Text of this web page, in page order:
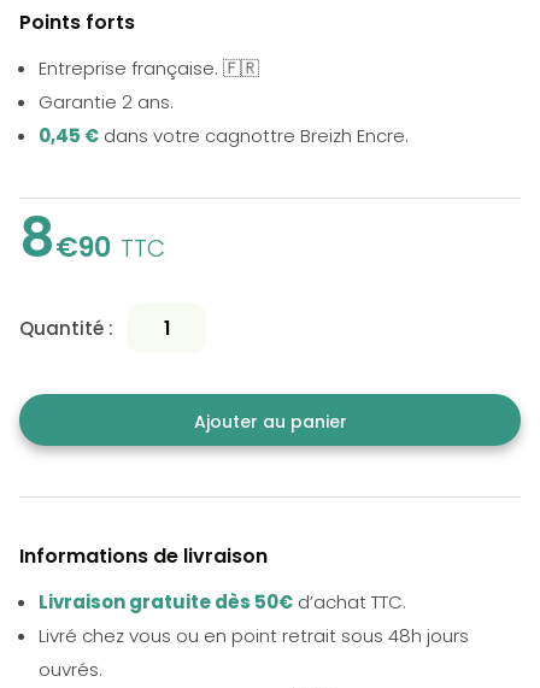
Points forts
Entreprise française. 🇫🇷
Garantie 2 ans.
0,45 € dans votre cagnottre Breizh Encre.
8€90 TTC
Quantité :
Ajouter au panier
Informations de livraison
Livraison gratuite dès 50€ d’achat TTC.
Livré chez vous ou en point retrait sous 48h jours
ouvrés.